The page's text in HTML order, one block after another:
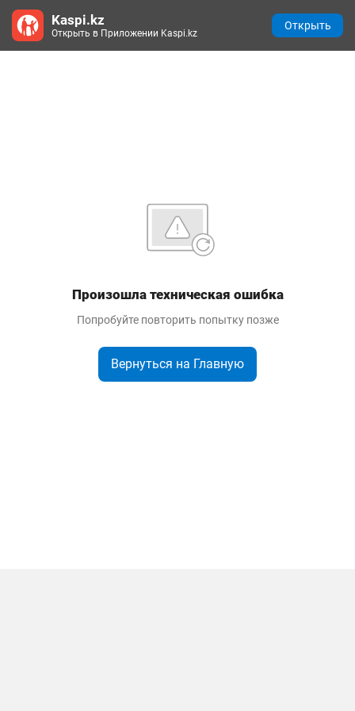
Произошла техническая ошибка
Попробуйте повторить попытку позже
Вернуться на Главную
Kaspi.kz
Открыть в Приложении Kaspi.kz
Открыть